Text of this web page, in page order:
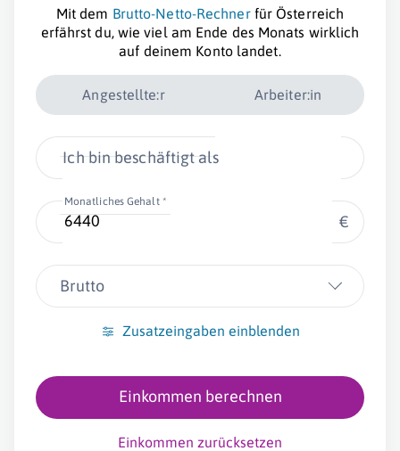
Mit dem Brutto-Netto-Rechnerfür Österreich
erfährst du, wie viel am Ende des Monats wirklich
auf deinem Konto landet.
Angestellte:r Arbeiter:in
Ich bin beschäftigt als
Monatliches Gehalt *
€
Brutto
Zusatzeingaben einblenden
Einkommen berechnen
Einkommen zurücksetzen